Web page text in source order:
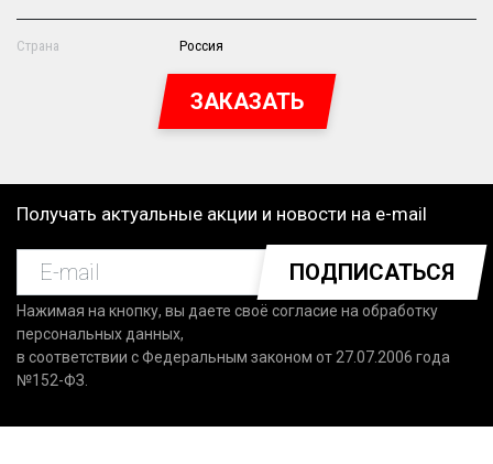
Страна Россия
ЗАКАЗАТЬ
Получать актуальные акции и новости на e-mail
ПОДПИСАТЬСЯ
Нажимая на кнопку, вы даете своё согласие на обработку
персональных данных,
в соответствии с Федеральным законом от 27.07.2006 года
№152-ФЗ.